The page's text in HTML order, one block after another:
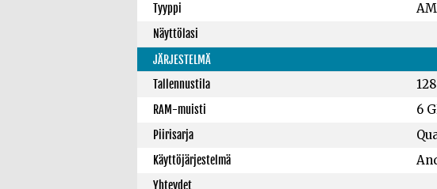
Tyyppi
Näyttölasi
JÄRJESTELMÄ
Tallennustila
RAM-muisti 6
Piirisarja
Käyttöjärjestelmä
Yhteydet